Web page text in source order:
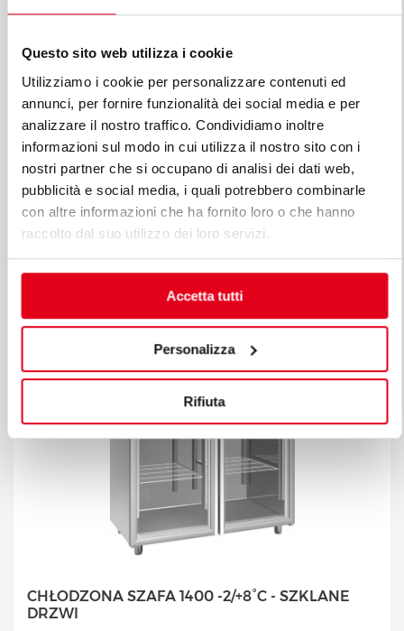
Questo sito web utilizza i cookie
Utilizziamo i cookie per personalizzare contenuti ed
annunci, per fornire funzionalità dei social media e per
analizzare il nostro traffico. Condividiamo inoltre
informazioni sul modo in cui utilizza il nostro sito con i
nostri partner che si occupano di analisi dei dati web,
pubblicità e social media, i quali potrebbero combinarle
con altre informazioni che ha fornito loro o che hanno
raccolto dal suo utilizzo dei loro servizi.
Accetta tutti
Personalizza
Rifiuta
CHŁODZONA SZAFA 1400 -18/-22°C - 4 DRZWI
Mod. CAB1400BT4P Kod 06220050
CHŁODZONA SZAFA 1400 -2/+8°C - SZKLANE
DRZWI